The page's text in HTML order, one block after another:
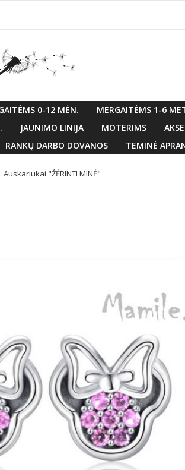
0-12 MĖN. MERGAITĖMS 1-6
JAUNIMO LINIJA MOTERIMS
RANKŲ DARBO DOVANOS TEMINĖ
Auskariukai "ŽĖRINTI MINĖ"